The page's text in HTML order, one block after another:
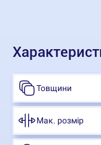
Товщини
Мак. розмір